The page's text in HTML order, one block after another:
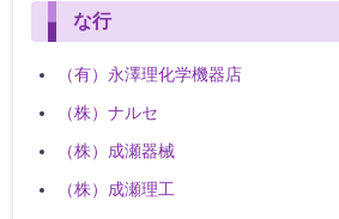
な行
（有）永澤理化学機器店
（株）ナルセ
（株）成瀬器械
（株）成瀬理工